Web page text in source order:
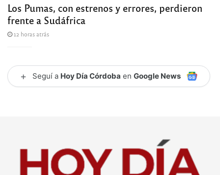
Los Pumas, con estrenos y errores, perdieron
frente a Sudáfrica
12 horas atrás
+ Seguí a Hoy Día Córdoba en Google News